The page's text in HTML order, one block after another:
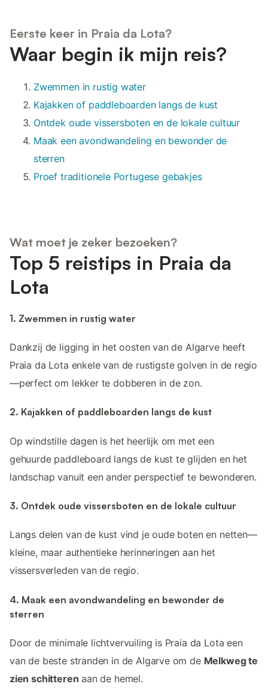
Eerste keer in Praia da Lota?
Waar begin ik mijn reis?
Zwemmen in rustig water
Kajakken of paddleboarden langs de kust
Ontdek oude vissersboten en de lokale cultuur
Maak een avondwandeling en bewonder de
sterren
Proef traditionele Portugese gebakjes
Wat moet je zeker bezoeken?
Top 5 reistips in Praia da
Lota
1. Zwemmen in rustig water
Dankzij de ligging in het oosten van de Algarve heeft
Praia da Lota enkele van de rustigste golven in de regio
—perfect om lekker te dobberen in de zon.
2. Kajakken of paddleboarden langs de kust
Op windstille dagen is het heerlijk om met een
gehuurde paddleboard langs de kust te glijden en het
landschap vanuit een ander perspectief te bewonderen.
3. Ontdek oude vissersboten en de lokale cultuur
Langs delen van de kust vind je oude boten en netten—
kleine, maar authentieke herinneringen aan het
vissersverleden van de regio.
4. Maak een avondwandeling en bewonder de
sterren
Door de minimale lichtvervuiling is Praia da Lota een
van de beste stranden in de Algarve om de Melkweg te
zien schitteren aan de hemel.